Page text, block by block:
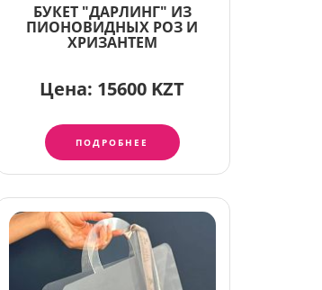
БУКЕТ "ДАРЛИНГ" ИЗ
ПИОНОВИДНЫХ РОЗ И
ХРИЗАНТЕМ
Цена: 15600 KZT
ПОДРОБНЕЕ